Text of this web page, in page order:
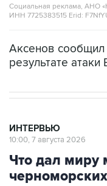
Социальная реклама, АНО
ИНН 7725383515 Erid:
Аксенов
результате
ИНТЕРВЬЮ
10:00, 7 августа 2026
Что дал миру